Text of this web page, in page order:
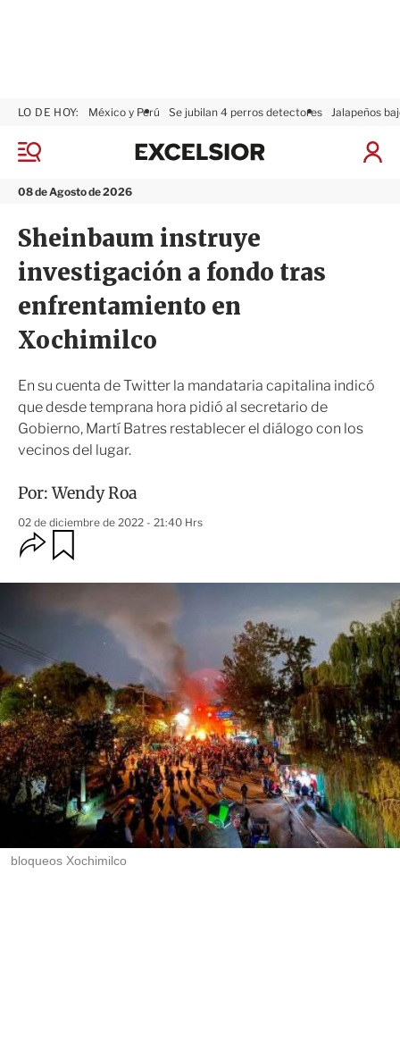
M
n
08 de Agosto de 2026
LO DE HOY: México y Perú Se jubilan 4 perros detectores Jalapeños
I
x
r
Sheinbaum instruye
investigación a fondo tras
enfrentamiento en
Xochimilco
En su cuenta de Twitter la mandataria capitalina indicó
que desde temprana hora pidió al secretario de
Gobierno, Martí Batres restablecer el diálogo con los
vecinos del lugar.
Por:Wendy Roa
02 de diciembre de 2022 - 21:40 Hrs
O
p
i
s
d
e
c
o
m
p
a
r
t
r
bloqueos Xochimilco